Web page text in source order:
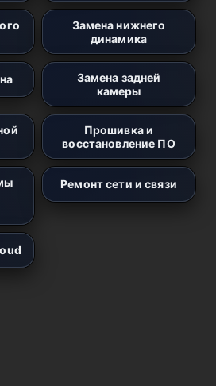
Замена нижнего
динамика
Замена задней
камеры
Прошивка и
восстановление ПО
Ремонт сети и связи